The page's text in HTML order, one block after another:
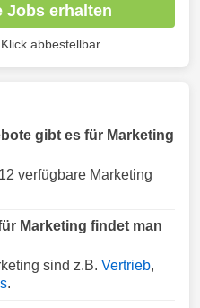
Jobs erhalten
abbestellbar.
gibt es für Marketing
12 verfügbare Marketing
Marketing findet man
sind z.B. Vertrieb,
.